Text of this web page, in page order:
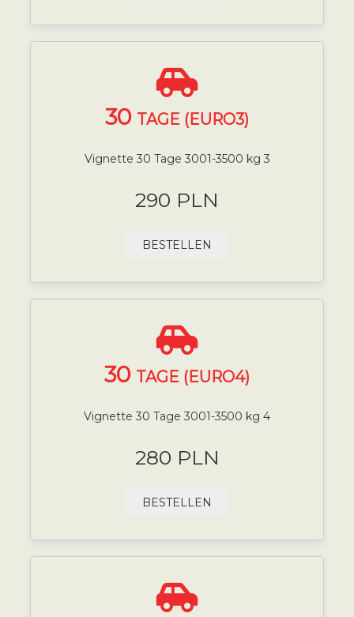
30 TAGE (EURO3)
Vignette 30 Tage 3001-3500 kg 3
290 PLN
BESTELLEN
30 TAGE (EURO4)
Vignette 30 Tage 3001-3500 kg 4
280 PLN
BESTELLEN